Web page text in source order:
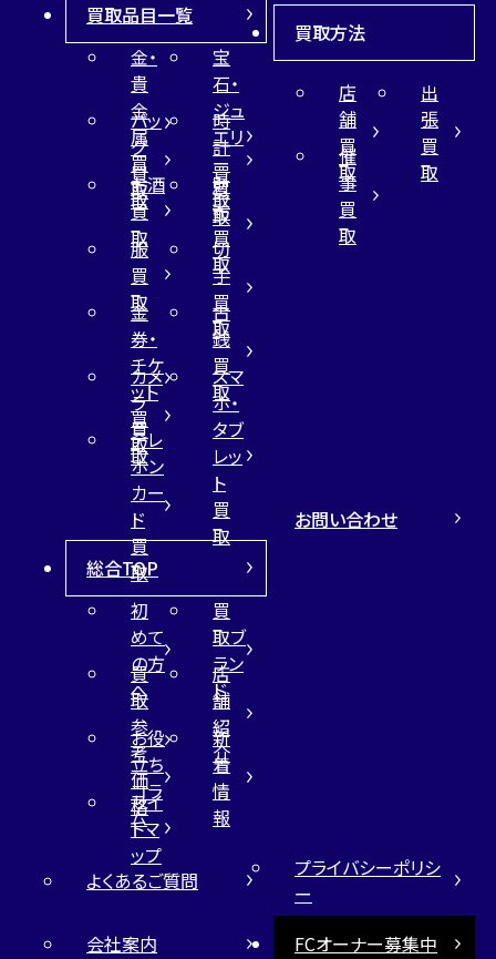
買取品目一覧
金・
貴
金
属
買
取
宝
石・
ジュ
エリ
ー
買
取
バッ
グ
買
取
時
計
買
取
お酒
買
取
財
布
買
取
服
買
取
切
手
買
取
金
券・
チケ
ット
買
取
古
銭
買
取
カメ
ラ
買
取
スマ
ホ・
タブ
レッ
ト
買
取
テレ
ホン
カー
ド
買
取
買取方法
店
舗
買
取
出
張
買
取
催
事
買
取
総合TOP
初
めて
の方
へ
買
取ブ
ラン
ド
買
取
参
考
価
格
店
舗
紹
介
お役
立ち
コラ
ム
新
着
情
報
サイ
トマ
ップ
お問い合わせ
よくあるご質問
プライバシーポリシ
ー
会社案内
FCオーナー募集中